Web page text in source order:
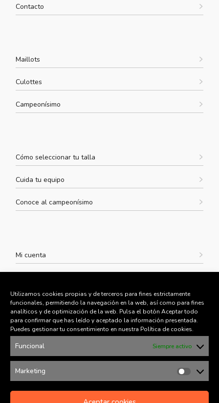
Utilizamos cookies propias y de terceros para fines estrictamente
funcionales, permitiendo la navegación en la web, así como para fines
analíticos y de optimización de la web. Pulsa el botón Aceptar todo
para confirmar que has leído y aceptado la información presentada.
Puedes gestionar tu consentimiento en nuestra Política de cookies.
Funcional Siempre activo
Marketing
Contacto
Maillots
Culottes
Campeonísimo
Cómo seleccionar tu talla
Cuida tu equipo
Conoce al campeonísimo
Mi cuenta
Aviso legal
Política de Privacidad
Política de Cookies